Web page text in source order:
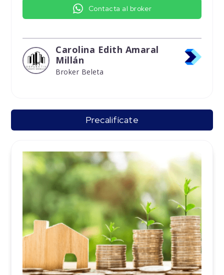
Contacta al broker
Carolina Edith Amaral
Millán
Broker Beleta
Precalifícate